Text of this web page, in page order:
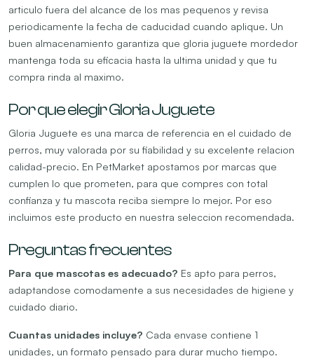
articulo fuera del alcance de los mas pequenos y revisa
periodicamente la fecha de caducidad cuando aplique. Un
buen almacenamiento garantiza que gloria juguete mordedor
mantenga toda su eficacia hasta la ultima unidad y que tu
compra rinda al maximo.
Por que elegir Gloria Juguete
Gloria Juguete es una marca de referencia en el cuidado de
perros, muy valorada por su fiabilidad y su excelente relacion
calidad-precio. En PetMarket apostamos por marcas que
cumplen lo que prometen, para que compres con total
confianza y tu mascota reciba siempre lo mejor. Por eso
incluimos este producto en nuestra seleccion recomendada.
Preguntas frecuentes
Para que mascotas es adecuado? Es apto para perros,
adaptandose comodamente a sus necesidades de higiene y
cuidado diario.
Cuantas unidades incluye? Cada envase contiene 1
unidades, un formato pensado para durar mucho tiempo.